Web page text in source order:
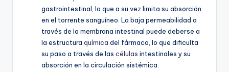
gastrointestinal, lo que a su vez limita su absorción
en el torrente sanguíneo. La baja permeabilidad a
través de la membrana intestinal puede deberse a
la estructura química del fármaco, lo que dificulta
su paso a través de las células intestinales y su
absorción en la circulación sistémica.